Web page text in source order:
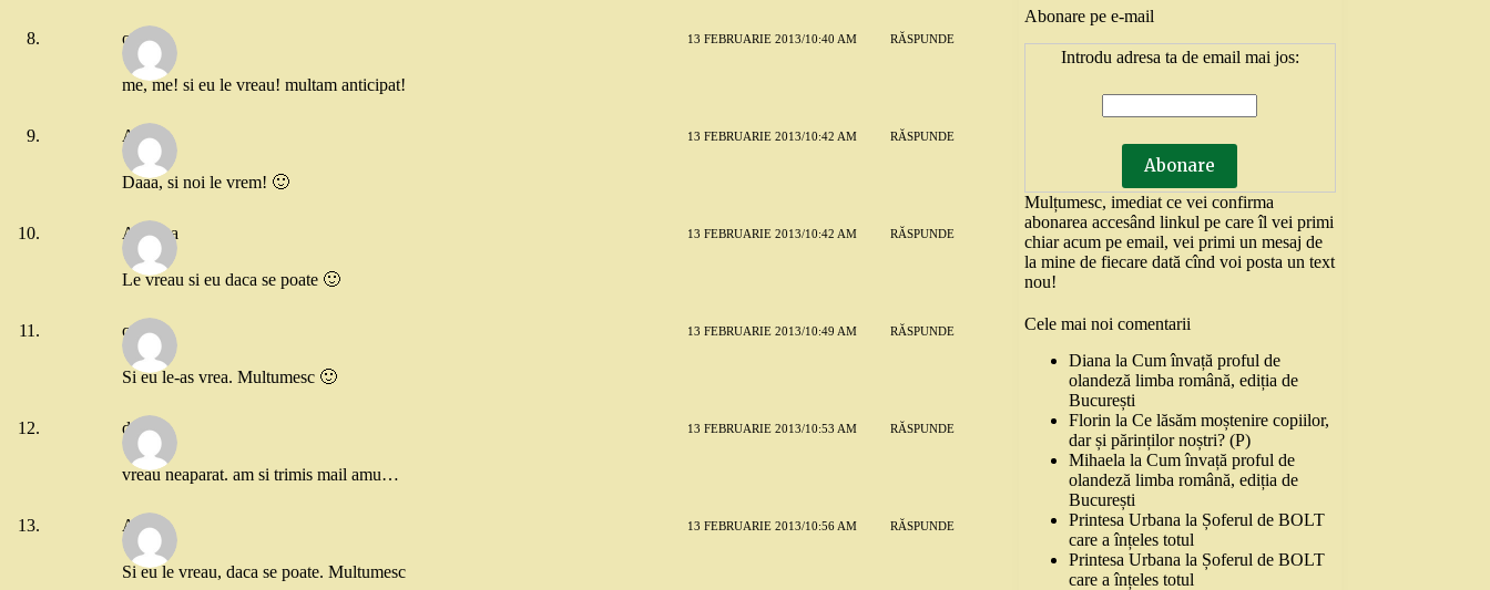
oana 13 FEBRUARIE 2013/10:40 AM RĂSPUNDE
me, me! si eu le vreau! multam anticipat!
Andra 13 FEBRUARIE 2013/10:42 AM RĂSPUNDE
Daaa, si noi le vrem! 🙂
Adriana 13 FEBRUARIE 2013/10:42 AM RĂSPUNDE
Le vreau si eu daca se poate 🙂
catgal 13 FEBRUARIE 2013/10:49 AM RĂSPUNDE
Si eu le-as vrea. Multumesc 🙂
diana 13 FEBRUARIE 2013/10:53 AM RĂSPUNDE
vreau neaparat. am si trimis mail amu…
Alina 13 FEBRUARIE 2013/10:56 AM RĂSPUNDE
Si eu le vreau, daca se poate. Multumesc
Abonare pe e-mail
Introdu adresa ta de email mai jos:
Mulțumesc, imediat ce vei confirma
abonarea accesând linkul pe care îl vei primi
chiar acum pe email, vei primi un mesaj de
la mine de fiecare dată cînd voi posta un text
nou!
Cele mai noi comentarii
Diana laCum învață proful de
olandeză limba română, ediția de
București
Florin laCe lăsăm moștenire copiilor,
dar și părinților noștri? (P)
Mihaela laCum învață proful de
olandeză limba română, ediția de
București
Printesa Urbana la Șoferul de BOLT
care a înțeles totul
Printesa Urbana la Șoferul de BOLT
care a înțeles totul